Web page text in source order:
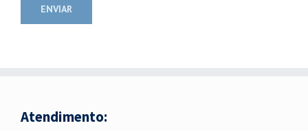
Atendimento: